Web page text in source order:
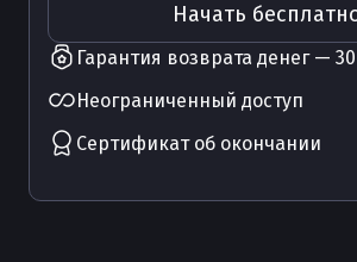
Начать
Гарантия возврата денег —
Неограниченный доступ
Сертификат об окончании